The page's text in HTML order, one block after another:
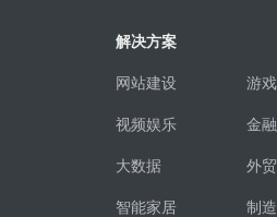
解决方案
网站建设 游
视频娱乐 金
大数据 外
智能家居 制